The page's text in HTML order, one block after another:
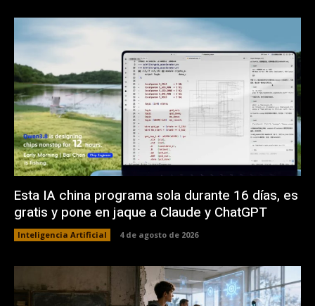
Esta IA china programa sola durante 16 días, es
gratis y pone en jaque a Claude y ChatGPT
Inteligencia Artificial 4 de agosto de 2026